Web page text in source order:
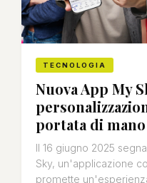
TECNOLOGIA
Nuova App My
portata di mano
Il 16 giugno 2025
Sky, un'applicazione
promette